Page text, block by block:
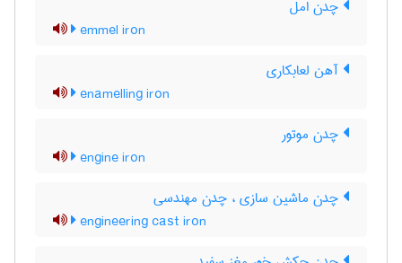
چدن امل
emmel iron
آهن لعابکاری
enamelling iron
چدن موتور
engine iron
چدن ماشین سازی ، چدن مهندسی
engineering cast iron